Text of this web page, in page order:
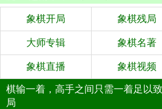
象棋开局 象棋残局
大师专辑 象棋名著
象棋直播 象棋视频
棋输一着，高手之间只需一着足以
局